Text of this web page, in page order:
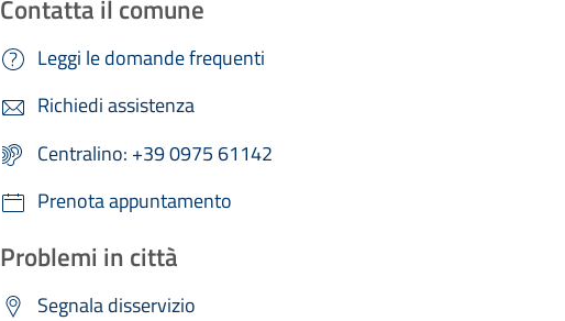
Contatta il comune
Leggi le domande frequenti
Richiedi assistenza
Centralino: +39 0975 61142
Prenota appuntamento
Problemi in città
Segnala disservizio